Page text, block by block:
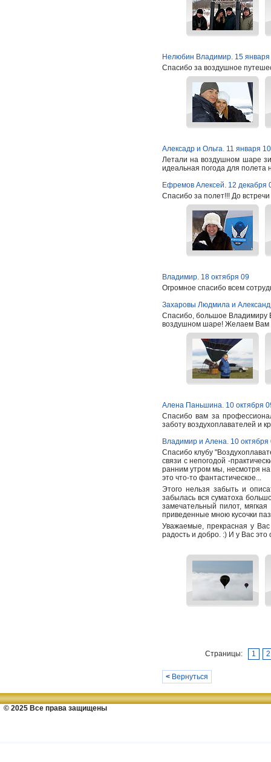
Нелюбин Владимир. 15 января
Спасибо за воздушное
Алексадр и Ольга. 11 января 10
Летали на воздушном шаре
идеальная погода для полета
Ефремов Алексей. 12 декабря
Спасибо за полет!!! До
Владимир. 18 октября 09
Огромное спасибо всем
Захаровы Людмила и
Спасибо, большое Владимиру
воздушном шаре! Желаем Вам
Алена Паньшина. 10 октября
Спасибо вам за
заботу воздухоплавателей и
Владимир и Алена. 10 октября
Спасибо клубу
связи с непогодой -
ранним утром мы, несмотря на
это что-то фантастическое...
Этого нельзя забыть и
забылась вся суматоха
замечательный пилот,
приведенные мною кусочки
Уважаемые, прекрасная у
радость и добро. :) И у Вас
Страницы: 1 2
< Вернуться
© 2025 Все права защищены